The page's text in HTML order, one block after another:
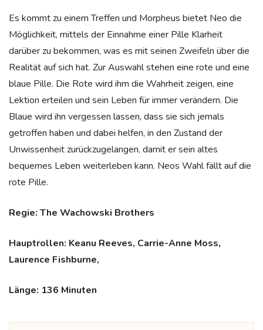
Es kommt zu einem Treffen und Morpheus bietet Neo die
Möglichkeit, mittels der Einnahme einer Pille Klarheit
darüber zu bekommen, was es mit seinen Zweifeln über die
Realität auf sich hat. Zur Auswahl stehen eine rote und eine
blaue Pille. Die Rote wird ihm die Wahrheit zeigen, eine
Lektion erteilen und sein Leben für immer verändern. Die
Blaue wird ihn vergessen lassen, dass sie sich jemals
getroffen haben und dabei helfen, in den Zustand der
Unwissenheit zurückzugelangen, damit er sein altes
bequemes Leben weiterleben kann. Neos Wahl fällt auf die
rote Pille.
Regie: The Wachowski Brothers
Hauptrollen: Keanu Reeves, Carrie-Anne Moss,
Laurence Fishburne,
Länge: 136 Minuten